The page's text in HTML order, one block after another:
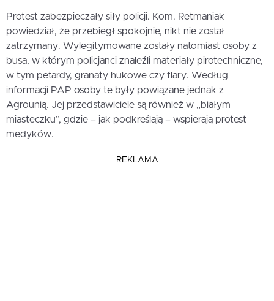
Protest zabezpieczały siły policji. Kom. Retmaniak
powiedział, że przebiegł spokojnie, nikt nie został
zatrzymany. Wylegitymowane zostały natomiast osoby z
busa, w którym policjanci znaleźli materiały pirotechniczne,
w tym petardy, granaty hukowe czy flary. Według
informacji PAP osoby te były powiązane jednak z
Agrounią. Jej przedstawiciele są również w „białym
miasteczku”, gdzie – jak podkreślają – wspierają protest
medyków.
REKLAMA